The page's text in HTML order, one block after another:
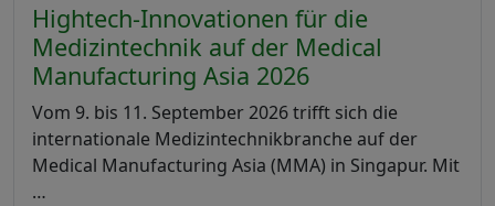
Hightech-Innovationen für die
Medizintechnik auf der Medical
Manufacturing Asia 2026
Vom 9. bis 11. September 2026 trifft sich die
internationale Medizintechnikbranche auf der
Medical Manufacturing Asia (MMA) in Singapur. Mit
…